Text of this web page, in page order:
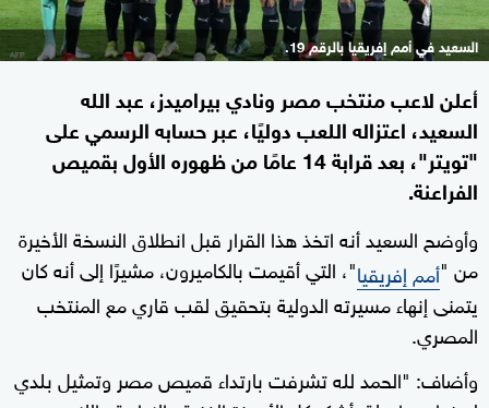
السعيد في أمم إفريقيا بالرقم 19.
أعلن لاعب منتخب مصر ونادي بيراميدز، عبد الله
السعيد، اعتزاله اللعب دوليًا، عبر حسابه الرسمي على
"تويتر"، بعد قرابة 14 عامًا من ظهوره الأول بقميص
الفراعنة.
وأوضح السعيد أنه اتخذ هذا القرار قبل انطلاق النسخة الأخيرة
من "أمم إفريقيا"، التي أقيمت بالكاميرون، مشيرًا إلى أنه كان
يتمنى إنهاء مسيرته الدولية بتحقيق لقب قاري مع المنتخب
المصري.
وأضاف: "الحمد لله تشرفت بارتداء قميص مصر وتمثيل بلدي